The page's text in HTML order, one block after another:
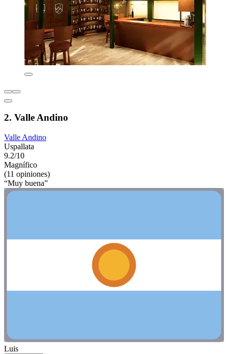
2. Valle Andino
Valle Andino
Uspallata
9.2/10
Magnífico
(11 opiniones)
“Muy buena”
Luis